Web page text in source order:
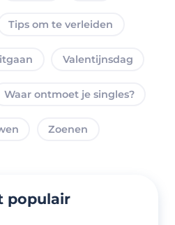
Tips om te verleiden
Valentijnsdag
Waar ontmoet je singles?
Zoenen
populair